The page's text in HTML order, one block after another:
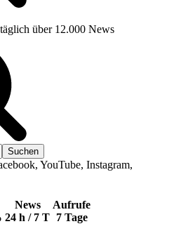
über 12.000 News
YouTube, Instagram,
News
24 h / 7 T
Aufrufe
7 Tage